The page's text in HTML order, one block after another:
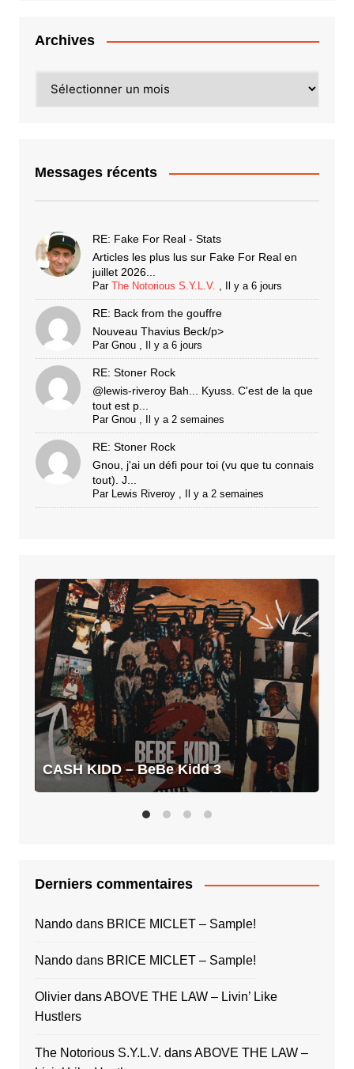
Archives
Messages récents
RE: Fake For Real - Stats
Articles les plus lus sur Fake For Real en
juillet 2026...
Par The Notorious S.Y.L.V. , Il y a 6 jours
RE: Back from the gouffre
Nouveau Thavius Beck/p>
Par Gnou, Il y a 6 jours
RE: Stoner Rock
@lewis-riveroy Bah... Kyuss. C'est de la que
tout est p...
Par Gnou, Il y a 2 semaines
RE: Stoner Rock
Gnou, j'ai un défi pour toi (vu que tu connais
tout). J...
Par Lewis Riveroy, Il y a 2 semaines
CASH
KIDD
–
BeBe
Kidd
3
CASH KIDD – BeBe Kidd 3
Derniers commentaires
Nandodans BRICE MICLET – Sample!
Nandodans BRICE MICLET – Sample!
OlivierdansABOVE THE LAW – Livin’ Like
Hustlers
The Notorious S.Y.L.V. dansABOVE THE LAW –